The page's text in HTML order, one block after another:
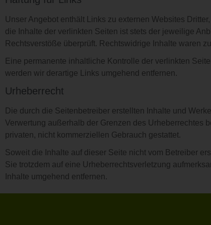
Unser Angebot enthält Links zu externen Websites
die Inhalte der verlinkten Seiten ist stets der jeweilige
Rechtsverstöße überprüft. Rechtswidrige Inhalte waren
Eine permanente inhaltliche Kontrolle der verlinkten
werden wir derartige Links umgehend entfernen.
Urheberrecht
Die durch die Seitenbetreiber erstellten Inhalte und
Verwertung außerhalb der Grenzen des Urheberrechtes
privaten, nicht kommerziellen Gebrauch gestattet.
Soweit die Inhalte auf dieser Seite nicht vom Betreiber
Sie trotzdem auf eine Urheberrechtsverletzung
Inhalte umgehend entfernen.